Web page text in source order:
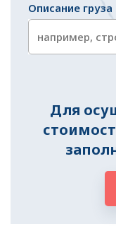
Описание груза
Для